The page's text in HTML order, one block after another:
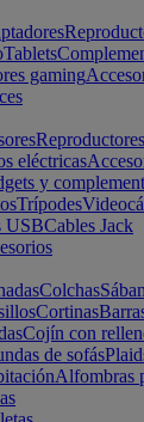
Tablets
gaming
Reproductores
eléctricas
y
Trípodes
USBCables Jack
Colchas
Cortinas
Cojín con
de sofás
Alfombras